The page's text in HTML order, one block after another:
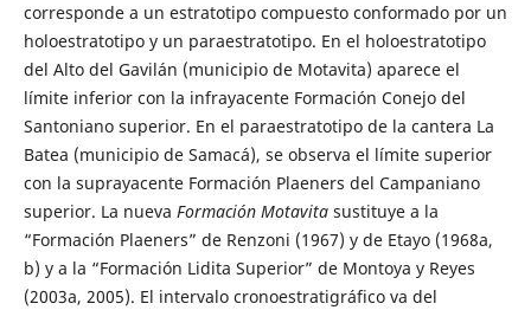
corresponde a un estratotipo compuesto conformado por un
holoestratotipo y un paraestratotipo. En el holoestratotipo
del Alto del Gavilán (municipio de Motavita) aparece el
límite inferior con la infrayacente Formación Conejo del
Santoniano superior. En el paraestratotipo de la cantera La
Batea (municipio de Samacá), se observa el límite superior
con la suprayacente Formación Plaeners del Campaniano
superior. La nueva Formación Motavitasustituye a la
“Formación Plaeners” de Renzoni (1967) y de Etayo (1968a,
b) y a la “Formación Lidita Superior” de Montoya y Reyes
(2003a, 2005). El intervalo cronoestratigráfico va del